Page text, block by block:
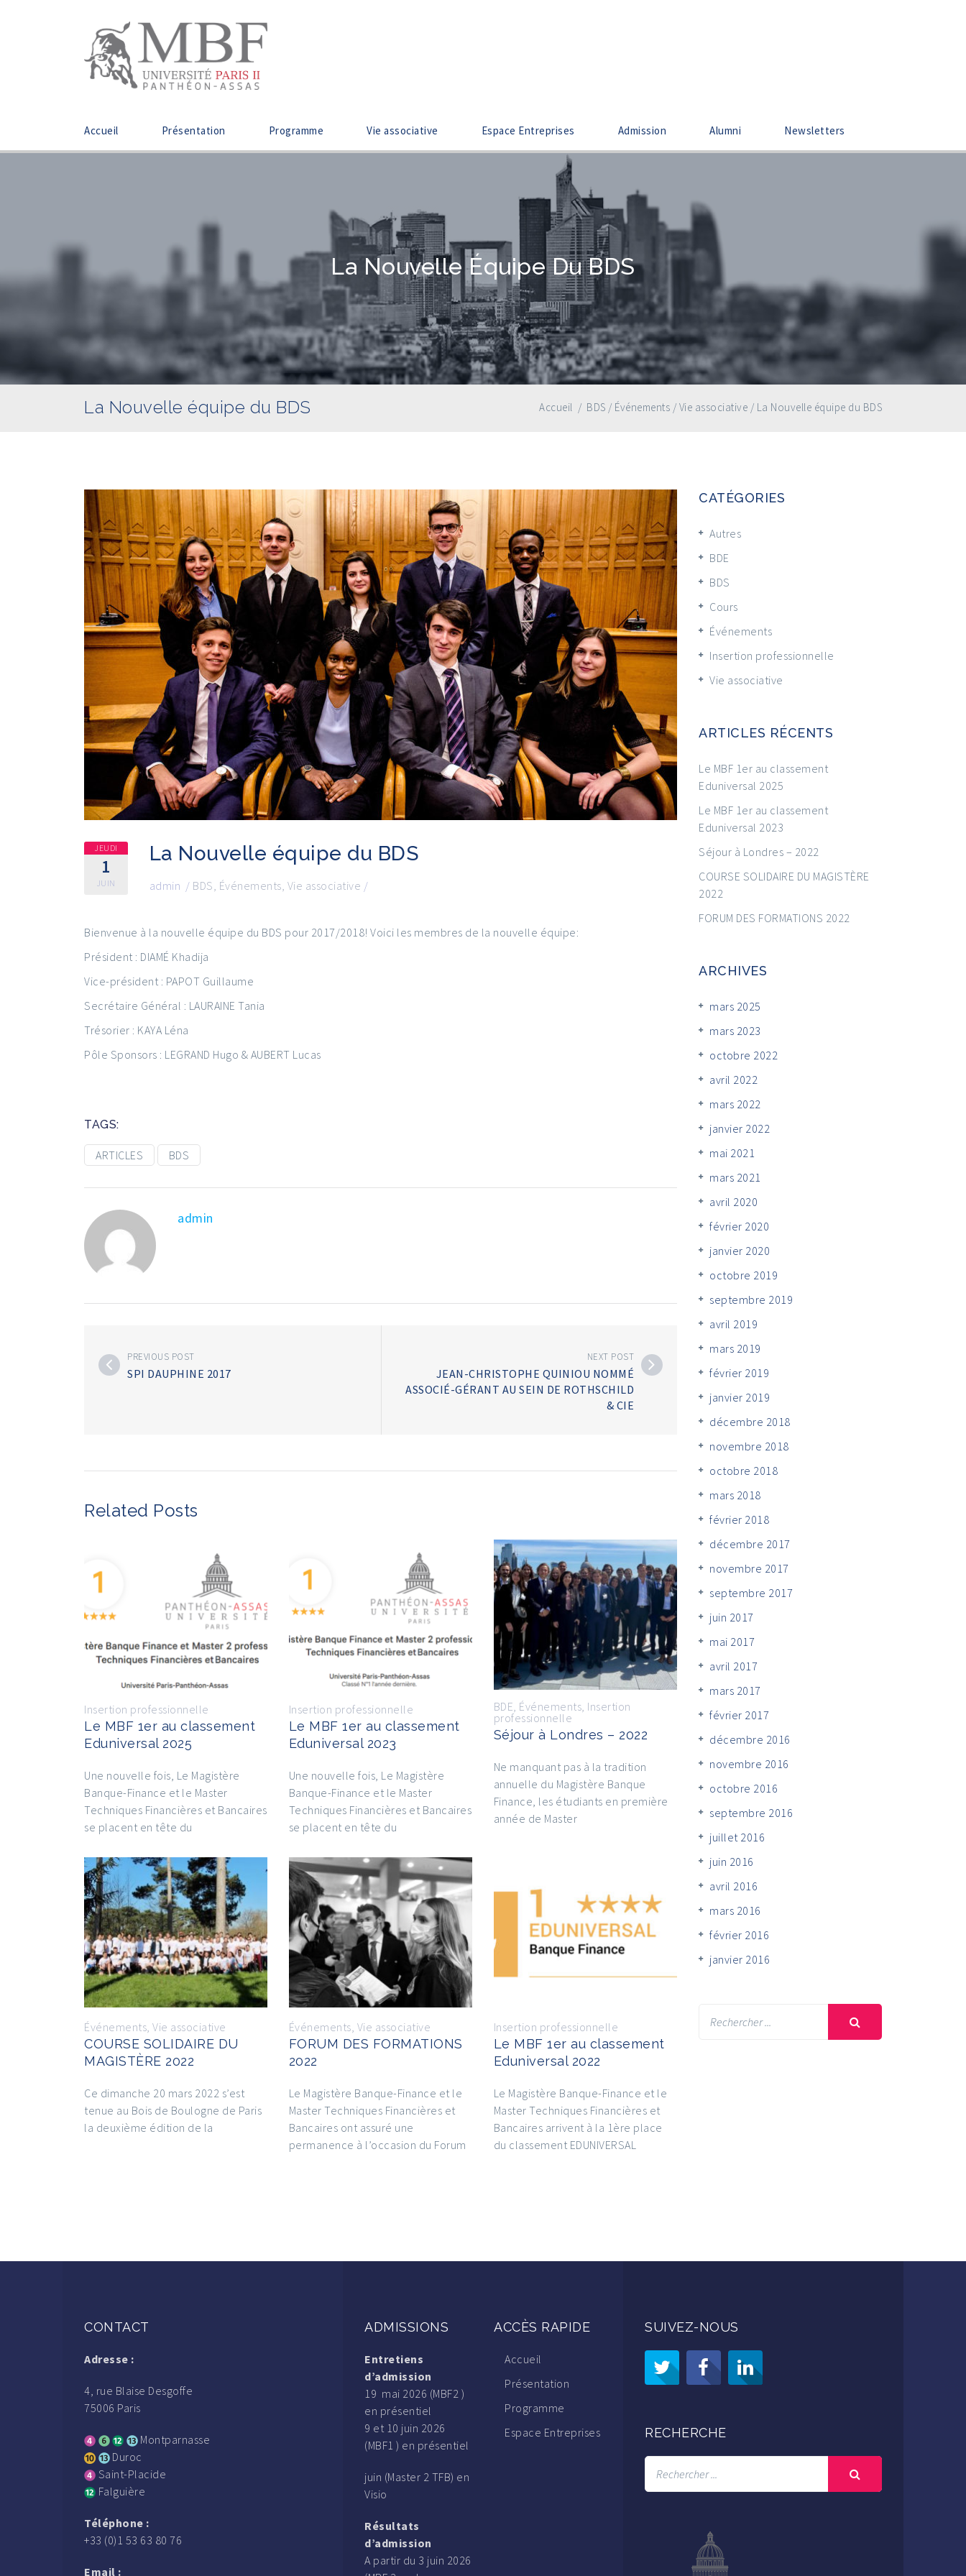
Accueil Présentation Programme Vie associative Espace Entreprises Admission Alumni Newsletters
La Nouvelle Équipe Du BDS
La Nouvelle équipe du BDS Accueil / BDS / Événements / Vie associative / La Nouvelle équipe du BDS
JEUDI
1
JUIN
La Nouvelle équipe du BDS
admin / BDS Événements Vie associative /
Bienvenue à la nouvelle équipe du BDS pour 2017/2018! Voici les membres de la nouvelle équipe:
Président : DIAMÉ Khadija
Vice-président : PAPOT Guillaume
Secrétaire Général : LAURAINE Tania
Trésorier : KAYA Léna
Pôle Sponsors : LEGRAND Hugo & AUBERT Lucas
TAGS:
ARTICLES BDS
admin
PREVIOUS POST
SPI DAUPHINE 2017
NEXT POST
JEAN-CHRISTOPHE QUINIOU NOMMÉ
ASSOCIÉ-GÉRANT AU SEIN DE ROTHSCHILD
& CIE
Related Posts
Insertion professionnelle
Le MBF 1er au classement
Eduniversal 2025
Une nouvelle fois, Le Magistère
Banque-Finance et le Master
Techniques Financières et Bancaires
se placent en tête du
Insertion professionnelle
Le MBF 1er au classement
Eduniversal 2023
Une nouvelle fois, Le Magistère
Banque-Finance et le Master
Techniques Financières et Bancaires
se placent en tête du
BDE Événements Insertion
professionnelle
Séjour à Londres – 2022
Ne manquant pas à la tradition
annuelle du Magistère Banque
Finance, les étudiants en première
année de Master
Événements, Vie associative
COURSE SOLIDAIRE DU
MAGISTÈRE 2022
Ce dimanche 20 mars 2022 s’est
tenue au Bois de Boulogne de Paris
la deuxième édition de la
Événements, Vie associative
FORUM DES FORMATIONS
2022
Le Magistère Banque-Finance et le
Master Techniques Financières et
Bancaires ont assuré une
permanence à l’occasion du Forum
Insertion professionnelle
Le MBF 1er au classement
Eduniversal 2022
Le Magistère Banque-Finance et le
Master Techniques Financières et
Bancaires arrivent à la 1ère place
du classement EDUNIVERSAL
CATÉGORIES
Autres
BDE
BDS
Cours
Événements
Insertion professionnelle
Vie associative
ARTICLES RÉCENTS
Le MBF 1er au classement
Eduniversal 2025
Le MBF 1er au classement
Eduniversal 2023
Séjour à Londres – 2022
COURSE SOLIDAIRE DU MAGISTÈRE
2022
FORUM DES FORMATIONS 2022
ARCHIVES
mars 2025
mars 2023
octobre 2022
avril 2022
mars 2022
janvier 2022
mai 2021
mars 2021
avril 2020
février 2020
janvier 2020
octobre 2019
septembre 2019
avril 2019
mars 2019
février 2019
janvier 2019
décembre 2018
novembre 2018
octobre 2018
mars 2018
février 2018
décembre 2017
novembre 2017
septembre 2017
juin 2017
mai 2017
avril 2017
mars 2017
février 2017
décembre 2016
novembre 2016
octobre 2016
septembre 2016
juillet 2016
juin 2016
avril 2016
mars 2016
février 2016
janvier 2016
CONTACT
Adresse :
4, rue Blaise Desgoffe
75006 Paris
Montparnasse
Duroc
Saint-Placide
Falguière
Téléphone :
+33 (0)1 53 63 80 76
Email :
ADMISSIONS
Entretiens
d’admission
19 mai 2026 (MBF2 )
en présentiel
9 et 10 juin 2026
(MBF1 ) en présentiel
juin (Master 2 TFB) en
Visio
Résultats
d’admission
A partir du 3 juin 2026
ACCÈS RAPIDE
Accueil
Présentation
Programme
Espace Entreprises
SUIVEZ-NOUS
RECHERCHE